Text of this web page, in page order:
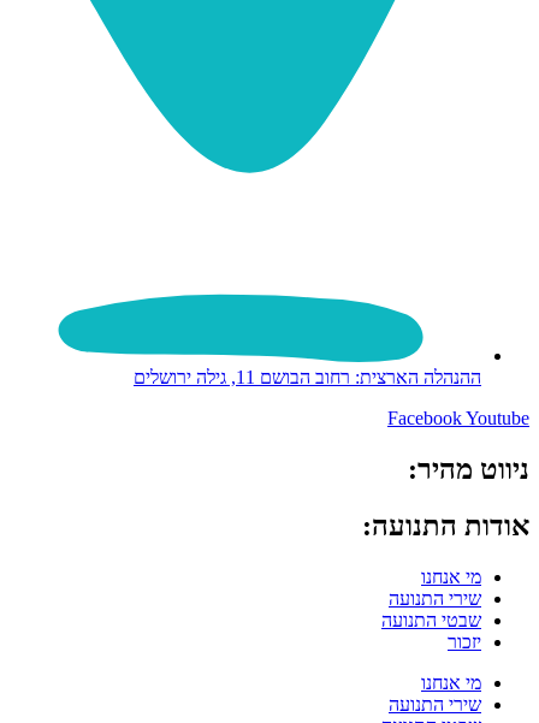
ההנהלה הארצית: רחוב הבושם 11, גילה ירושלים
FacebookYoutube
ניווט מהיר:
אודות התנועה:
מי אנחנו
שירי התנועה
שבטי התנועה
יזכור
מי אנחנו
שירי התנועה